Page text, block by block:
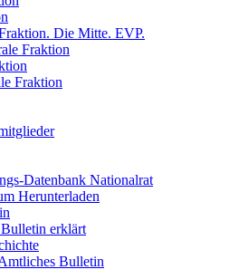
Die Mitte. EVP.
Fraktion
Fraktion
Datenbank Nationalrat
Herunterladen
erklärt
Bulletin